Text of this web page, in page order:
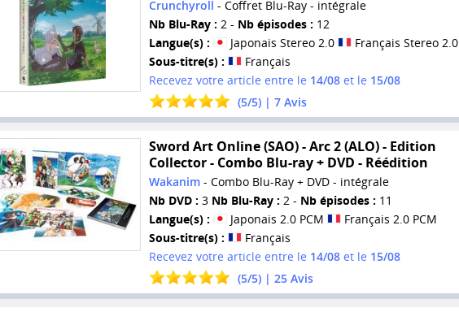
Crunchyroll - Coffret Blu-Ray - intégrale
Nb Blu-Ray : 2 - Nb épisodes : 12
Langue(s) :
Japonais Stereo 2.0
Français Stereo 2.0
Sous-titre(s) :
Français
Recevez votre article entre le 14/08et le 15/08
(5/5) | 7Avis
Sword Art Online (SAO) - Arc 2 (ALO) - Edition
Collector - Combo Blu-ray + DVD - Réédition
Wakanim- Combo Blu-Ray + DVD - intégrale
Nb DVD : 3 Nb Blu-Ray : 2 - Nb épisodes : 11
Langue(s) :
Japonais 2.0 PCM
Français 2.0 PCM
Sous-titre(s) :
Français
Recevez votre article entre le 14/08et le 15/08
(5/5) | 25Avis